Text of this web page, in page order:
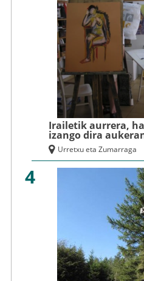
Irailetik aurrera,
izango dira
Urretxu eta Zumarraga
4